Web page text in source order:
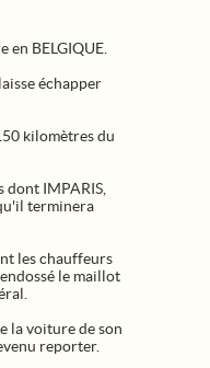
BELGIQUE.
échapper
kilomètres du
dont IMPARIS,
terminera
les chauffeurs
le maillot
la voiture de son
reporter.